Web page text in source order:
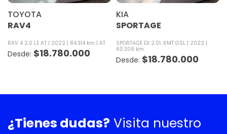
TOYOTA
RAV4
RAV 4 2.0 LE AT 2022 84.314 km AT
$18.780.000
KIA
SPORTAGE
SPORTAGE EX 2.0L 6MT GSL
2022
60.309 km
$18.780.000
¿Tienes dudas? Visita nuestro